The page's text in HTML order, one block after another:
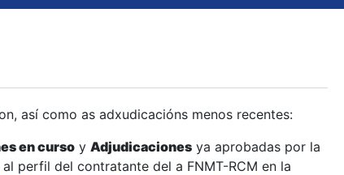
así como as adxudicacións menos recentes:
en curso y Adjudicaciones ya aprobadas por la
perfil del contratante del a FNMT-RCM en la